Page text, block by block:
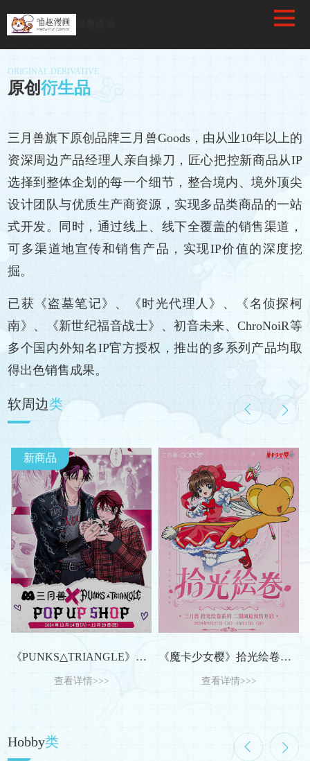
ORIGINAL DERIVATIVE
原创衍生品
三月兽旗下原创品牌三月兽Goods，由从业10年以上的
资深周边产品经理人亲自操刀，匠心把控新商品从IP
选择到整体企划的每一个细节，整合境内、境外顶尖
设计团队与优质生产商资源，实现多品类商品的一站
式开发。同时，通过线上、线下全覆盖的销售渠道，
可多渠道地宣传和销售产品，实现IP价值的深度挖
掘。
已获《盗墓笔记》、《时光代理人》、《名侦探柯
南》、《新世纪福音战士》、初音未来、ChroNoiR等
多个国内外知名IP官方授权，推出的多系列产品均取
得出色销售成果。
软周边类
新商品
《PUNKS△TRIANGLE》三月兽限定原画周边
查看详情>>>
《魔卡少女樱》拾光绘卷系列第二期周边
查看详情>>>
Hobby类